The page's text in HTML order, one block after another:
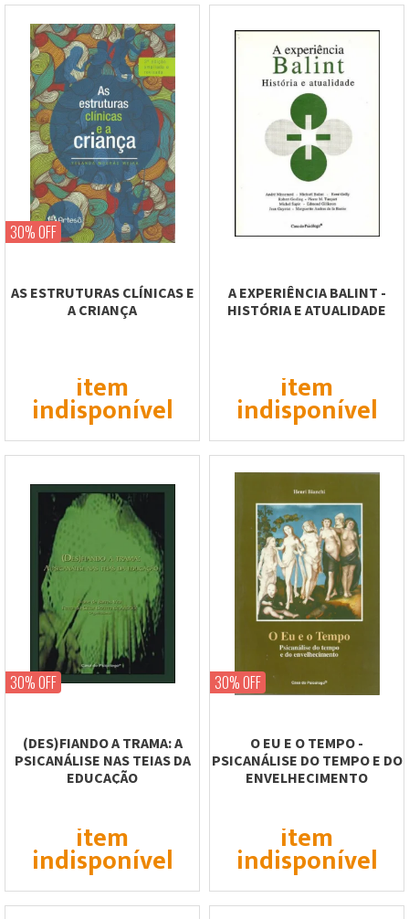
30% OFF
AS ESTRUTURAS CLÍNICAS E
A CRIANÇA
item
indisponível
A EXPERIÊNCIA BALINT -
HISTÓRIA E ATUALIDADE
item
indisponível
30% OFF
(DES)FIANDO A TRAMA: A
PSICANÁLISE NAS TEIAS DA
EDUCAÇÃO
item
indisponível
30% OFF
O EU E O TEMPO -
PSICANÁLISE DO TEMPO E DO
ENVELHECIMENTO
item
indisponível